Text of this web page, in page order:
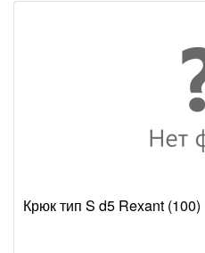
Крюк тип S d5 Rexant (100)